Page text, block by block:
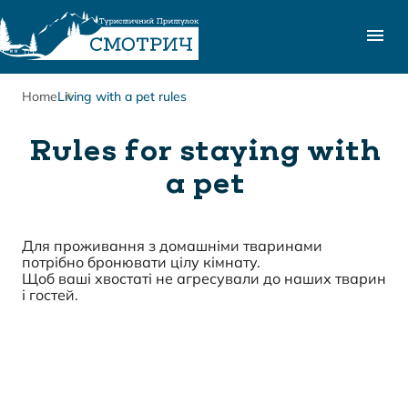
Home Living with a pet rules
Rules for staying with
a pet
Для проживання з домашніми тваринами
потрібно бронювати цілу кімнату.
Щоб ваші хвостаті не агресували до наших тварин
і гостей.